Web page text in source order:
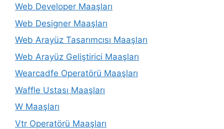
Web Developer Maaşları
Web Designer Maaşları
Web Arayüz Tasarımcısı Maaşları
Web Arayüz Geliştirici Maaşları
Wearcadfe Operatörü Maaşları
Waffle Ustası Maaşları
W Maaşları
Vtr Operatörü Maaşları